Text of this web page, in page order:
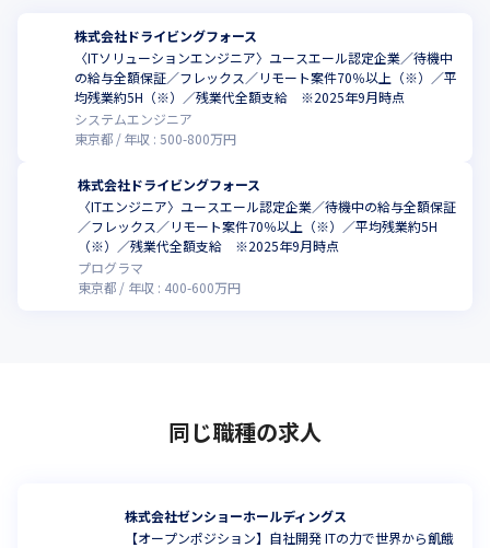
株式会社ドライビングフォース
〈ITソリューションエンジニア〉ユースエール認定企業／待機中
の給与全額保証／フレックス／リモート案件70％以上（※）／平
均残業約5H（※）／残業代全額支給 ※2025年9月時点
システムエンジニア
東京都
年収 :500-800万円
株式会社ドライビングフォース
〈ITエンジニア〉ユースエール認定企業／待機中の給与全額保証
／フレックス／リモート案件70％以上（※）／平均残業約5H
（※）／残業代全額支給 ※2025年9月時点
プログラマ
東京都
年収 : 400-600万円
同じ職種の求人
株式会社ゼンショーホールディングス
【オープンポジション】自社開発 ITの力で世界から飢餓